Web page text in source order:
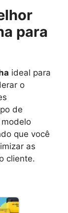
para
ideal para
o
de
que você
as
cliente.